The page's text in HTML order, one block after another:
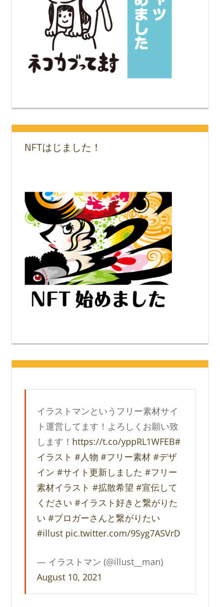
NFTはじました！
イラストマンというフリー素材サイ
ト運営してます！よろしくお願い致
します！ https://t.co/yppRL1WFEB#
イラスト #人物 #フリー素材 #デザ
イン #サイト更新しました #フリー
素材イラスト #拡散希望 #宣伝して
ください #イラスト好きと繋がりた
い #ブロガーさんと繋がりたい
#illust pic.twitter.com/9Syg7ASVrD
— イラストマン (@illust__man)
August 10, 2021